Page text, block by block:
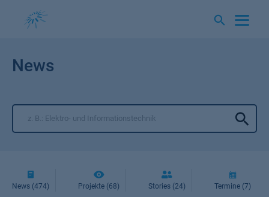
News
News (474) Projekte (68) Stories (24) Termine (7)